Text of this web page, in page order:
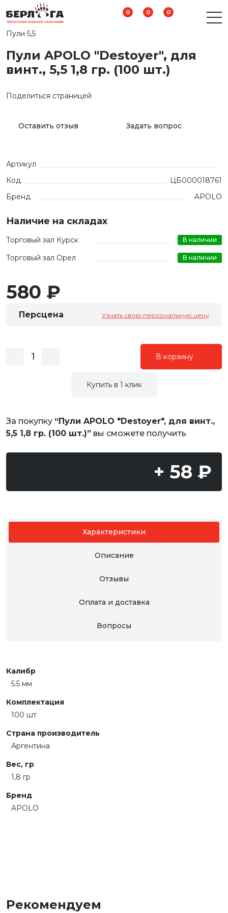
0 0 0
Пули 5,5
Пули APOLO "Destoyer", для
винт., 5,5 1,8 гр. (100 шт.)
Поделиться страницей
Оставить отзыв Задать вопрос
Артикул
Код
ЦБ000018761
Бренд
APOLO
Наличие на складах
Торговый зал Курск В наличии
Торговый зал Орел В наличии
580 ₽
Персцена Узнать свою персональную цену
В корзину
Купить в 1 клик
За покупку “Пули APOLO "Destoyer", для винт.,
5,5 1,8 гр. (100 шт.)” вы сможете получить
+ 58 ₽
Характеристики
Описание
Отзывы
Оплата и доставка
Вопросы
Калибр
5.5 мм
Комплектация
100 шт
Страна производитель
Аргентина
Вес, гр
1,8 гр
Бренд
APOLO
Рекомендуем